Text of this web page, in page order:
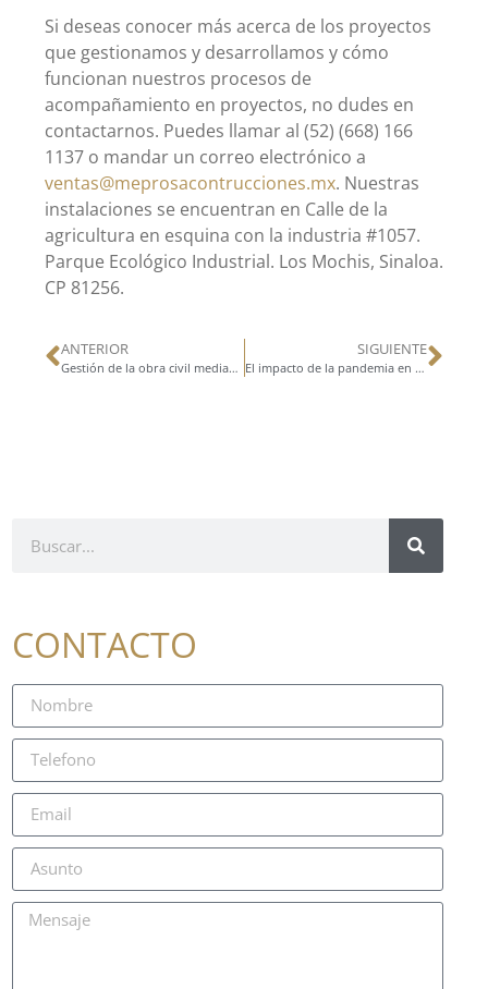
Si deseas conocer más acerca de los proyectos
que gestionamos y desarrollamos y cómo
funcionan nuestros procesos de
acompañamiento en proyectos, no dudes en
contactarnos. Puedes llamar al (52) (668) 166
1137 o mandar un correo electrónico a
ventas@meprosacontrucciones.mx. Nuestras
instalaciones se encuentran en Calle de la
agricultura en esquina con la industria #1057.
Parque Ecológico Industrial. Los Mochis, Sinaloa.
CP 81256.
ANTERIOR
Gestión de la obra civil mediante constructoras experimentadas
SIGUIENTE
El impacto de la pandemia en la industria de bodegas industriales en México
CONTACTO